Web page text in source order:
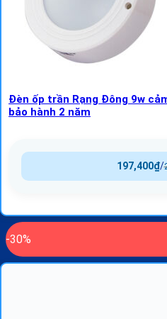
Đèn ốp trần Rạng Đông 9w
bảo hành 2 năm
/
197,400₫
-30%